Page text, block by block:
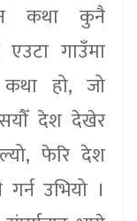
कथा कुनै
गाउँमा
हो, जो
सयौँ देश देखेर
फेरि देश
उभियो ।